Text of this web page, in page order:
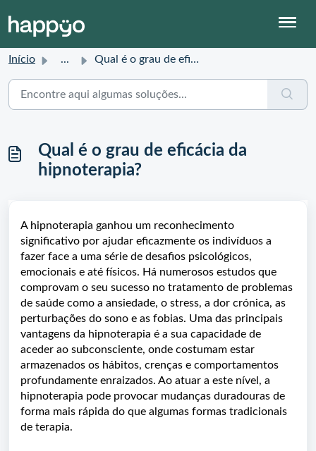
Início ... Qual é o grau de eficácia da hipnoterapia?
Qual é o grau de eficácia da
hipnoterapia?
A hipnoterapia ganhou um reconhecimento
significativo por ajudar eficazmente os indivíduos a
fazer face a uma série de desafios psicológicos,
emocionais e até físicos. Há numerosos estudos que
comprovam o seu sucesso no tratamento de problemas
de saúde como a ansiedade, o stress, a dor crónica, as
perturbações do sono e as fobias. Uma das principais
vantagens da hipnoterapia é a sua capacidade de
aceder ao subconsciente, onde costumam estar
armazenados os hábitos, crenças e comportamentos
profundamente enraizados. Ao atuar a este nível, a
hipnoterapia pode provocar mudanças duradouras de
forma mais rápida do que algumas formas tradicionais
de terapia.